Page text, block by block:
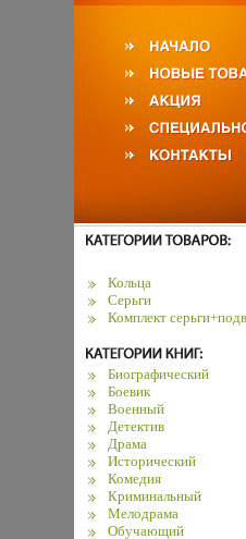
Кольца
Серьги
Комплект
Биографический
Боевик
Военный
Детектив
Драма
Исторический
Комедия
Криминальный
Мелодрама
Обучающий